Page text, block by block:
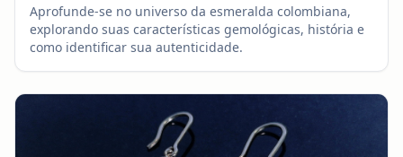
Aprofunde-se no universo da esmeralda colombiana,
explorando suas características gemológicas, história e
como identificar sua autenticidade.